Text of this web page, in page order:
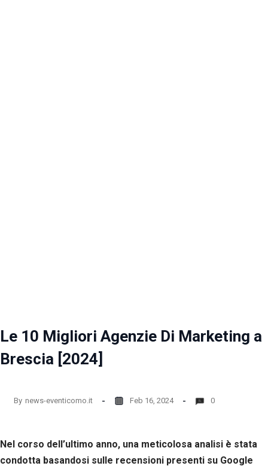
Le 10 Migliori Agenzie Di Marketing a
Brescia [2024]
By news-eventicomo.it Feb 16, 2024 0
Nel corso dell’ultimo anno, una meticolosa analisi è stata
condotta basandosi sulle recensioni presenti su Google